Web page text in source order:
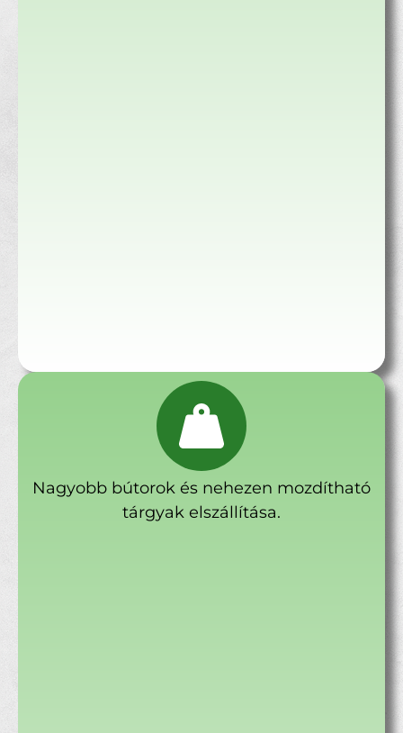
Nagyobb bútorok és nehezen mozdítható
tárgyak elszállítása.